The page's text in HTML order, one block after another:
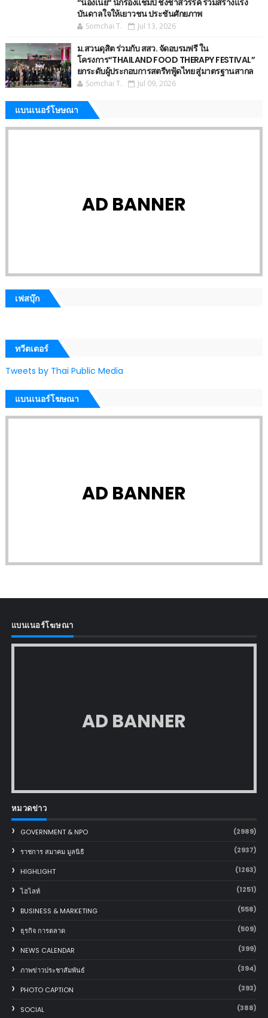
บันดาลใจให้เยาวชน ประชันศักยภาพ
Somchai T. Jul 13, 2026
ม.สวนดุสิต ร่วมกับ สสว. จัดอบรมฟรี ใน
โครงการ“THAILAND FOOD THERAPY FESTIVAL”
ยกระดับผู้ประกอบการสตรีทฟู้ดไทย สู่มาตรฐานสากล
Somchai T. Jul 09, 2026
แบนเนอร์โษษณา
AD BANNER
เฟสบุ๊ก
ทวีตเตอร์
Tweets by Thai Public Media
แบนเนอร์โฆษณา
AD BANNER
แบนเนอร์โฆษณา
AD BANNER
หมวดข่าว
GOVERNMENT & NPO (2989)
ราชการ สมาคม มูลนิธิ (2937)
HIGHLIGHT (1263)
ไฮไลท์ (1251)
BUSINESS & MARKETING (558)
ธุรกิจ การตลาด (509)
NEWS CALENDAR (399)
ภาพข่าวประชาสัมพันธ์ (394)
PHOTO CAPTION (393)
SOCIAL (388)